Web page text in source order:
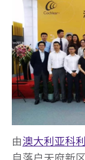
由澳大利亚科